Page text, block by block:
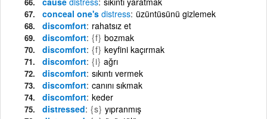
conceal one's distress üzüntüsünü gizlemek
discomfort rahatsız et
discomfort {f} bozmak
discomfort {f} keyfini kaçırmak
discomfort {i} ağrı
discomfort sıkıntı vermek
discomfort canını sıkmak
discomfort keder
distressed {s} yıpranmış